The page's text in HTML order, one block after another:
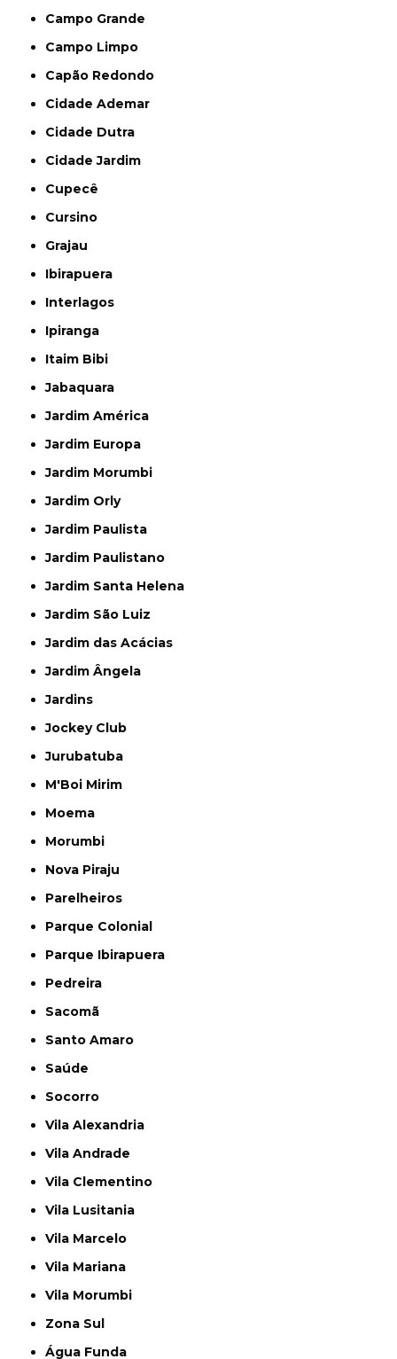
Campo Grande
Campo Limpo
Capão Redondo
Cidade Ademar
Cidade Dutra
Cidade Jardim
Cupecê
Cursino
Grajau
Ibirapuera
Interlagos
Ipiranga
Itaim Bibi
Jabaquara
Jardim América
Jardim Europa
Jardim Morumbi
Jardim Orly
Jardim Paulista
Jardim Paulistano
Jardim Santa Helena
Jardim São Luiz
Jardim das Acácias
Jardim Ângela
Jardins
Jockey Club
Jurubatuba
M'Boi Mirim
Moema
Morumbi
Nova Piraju
Parelheiros
Parque Colonial
Parque Ibirapuera
Pedreira
Sacomã
Santo Amaro
Saúde
Socorro
Vila Alexandria
Vila Andrade
Vila Clementino
Vila Lusitania
Vila Marcelo
Vila Mariana
Vila Morumbi
Zona Sul
Água Funda